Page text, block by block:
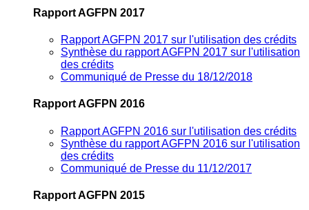
Rapport AGFPN 2017
Rapport AGFPN 2017 sur l'utilisation des crédits
Synthèse du rapport AGFPN 2017 sur l'utilisation
des crédits
Communiqué de Presse du 18/12/2018
Rapport AGFPN 2016
Rapport AGFPN 2016 sur l'utilisation des crédits
Synthèse du rapport AGFPN 2016 sur l'utilisation
des crédits
Communiqué de Presse du 11/12/2017
Rapport AGFPN 2015